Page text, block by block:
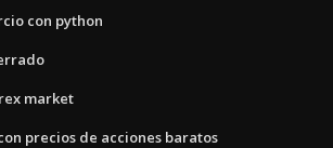
con python
market
precios de acciones baratos